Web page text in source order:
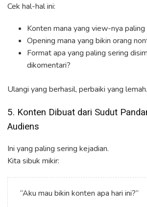
Cek hal-hal ini:
Konten mana yang view-nya
Opening mana yang bikin orang
Format apa yang paling sering
dikomentari?
Ulangi yang berhasil, perbaiki yang lemah.
5. Konten Dibuat dari Sudut
Audiens
Ini yang paling sering kejadian.
Kita sibuk mikir:
“Aku mau bikin konten apa hari ini?”